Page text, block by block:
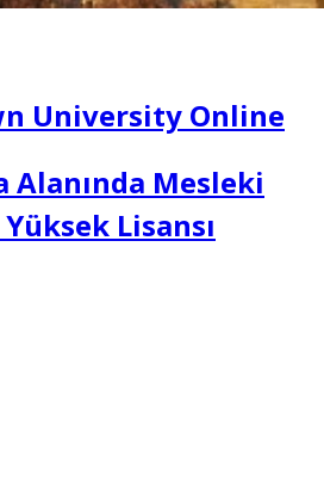
University Online
Alanında Mesleki
Lisansı